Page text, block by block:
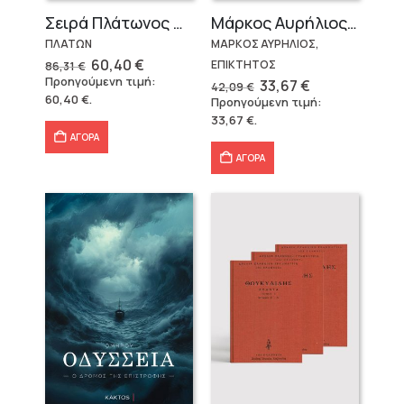
Σειρά Πλάτωνος Πολιτεία
ΠΛΑΤΩΝ
86,31€ Original
price
was:
86,31 €.
60,40€Η
τρέχουσα
τιμή
Προηγούμενη τιμή:
60,40€.
ΑΓΟΡΑ
Μάρκος Αυρήλιος & Επίκτητος (Επίτομα)
ΜΑΡΚΟΣ ΑΥΡΗΛΙΟΣ,
ΕΠΙΚΤΗΤΟΣ
42,09€ Original
price
was:
33,67€Η
τρέχουσα
τιμή
Προηγούμενη τιμή:
33,67 €.
ΑΓΟΡΑ